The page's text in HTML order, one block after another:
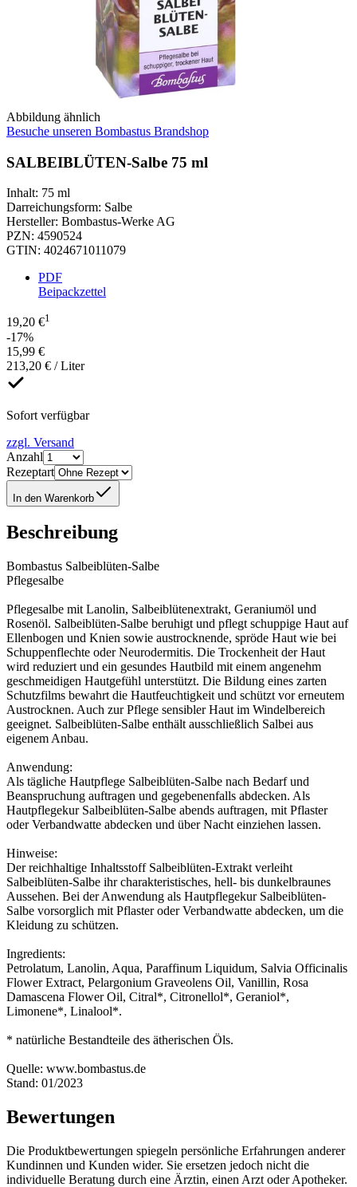
Abbildung ähnlich
Besuche unseren Bombastus Brandshop
SALBEIBLÜTEN-Salbe 75 ml
Inhalt: 75 ml
Darreichungsform: Salbe
Hersteller: Bombastus-Werke AG
PZN: 4590524
GTIN: 4024671011079
PDF
Beipackzettel
19,20 €1
-17%
15,99 €
213,20 € / Liter
Sofort verfügbar
zzgl. Versand
Anzahl
Rezeptart
In den Warenkorb
Beschreibung
Bombastus Salbeiblüten-Salbe
Pflegesalbe
Pflegesalbe mit Lanolin, Salbeiblütenextrakt, Geraniumöl und
Rosenöl. Salbeiblüten-Salbe beruhigt und pflegt schuppige Haut auf
Ellenbogen und Knien sowie austrocknende, spröde Haut wie bei
Schuppenflechte oder Neurodermitis. Die Trockenheit der Haut
wird reduziert und ein gesundes Hautbild mit einem angenehm
geschmeidigen Hautgefühl unterstützt. Die Bildung eines zarten
Schutzfilms bewahrt die Hautfeuchtigkeit und schützt vor erneutem
Austrocknen. Auch zur Pflege sensibler Haut im Windelbereich
geeignet. Salbeiblüten-Salbe enthält ausschließlich Salbei aus
eigenem Anbau.
Anwendung:
Als tägliche Hautpflege Salbeiblüten-Salbe nach Bedarf und
Beanspruchung auftragen und gegebenenfalls abdecken. Als
Hautpflegekur Salbeiblüten-Salbe abends auftragen, mit Pflaster
oder Verbandwatte abdecken und über Nacht einziehen lassen.
Hinweise:
Der reichhaltige Inhaltsstoff Salbeiblüten-Extrakt verleiht
Salbeiblüten-Salbe ihr charakteristisches, hell- bis dunkelbraunes
Aussehen. Bei der Anwendung als Hautpflegekur Salbeiblüten-
Salbe vorsorglich mit Pflaster oder Verbandwatte abdecken, um die
Kleidung zu schützen.
Ingredients:
Petrolatum, Lanolin, Aqua, Paraffinum Liquidum, Salvia Officinalis
Flower Extract, Pelargonium Graveolens Oil, Vanillin, Rosa
Damascena Flower Oil, Citral*, Citronellol*, Geraniol*,
Limonene*, Linalool*.
* natürliche Bestandteile des ätherischen Öls.
Quelle: www.bombastus.de
Stand: 01/2023
Bewertungen
Die Produktbewertungen spiegeln persönliche Erfahrungen anderer
Kundinnen und Kunden wider. Sie ersetzen jedoch nicht die
individuelle Beratung durch eine Ärztin, einen Arzt oder Apotheker.